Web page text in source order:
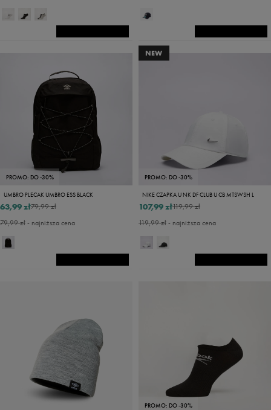
PROMO: DO -30%
UMBRO PLECAK UMBRO ESS BLACK
79,99 zł
63,99 zł
79,99 zł- najniższa cena
NEW
PROMO: DO -30%
NIKE CZAPKA U NK DF CLUB U CB MTSWSH L
119,99 zł
107,99 zł
119,99 zł- najniższa cena
PROMO: DO -30%